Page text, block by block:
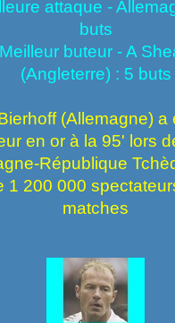
attaque -
buts
buteur - A
(Angleterre) : 5 buts
(Allemagne) a
en or à la 95' lors
République
1 200 000
matches